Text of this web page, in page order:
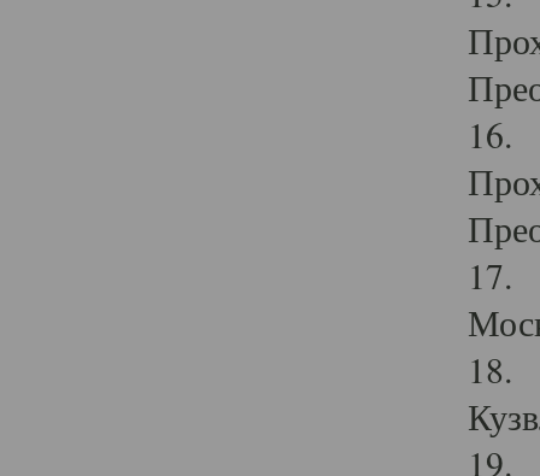
16.
17.
18.
19.